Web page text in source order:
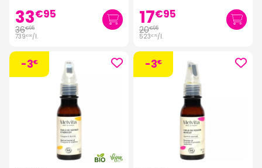
33€95
36€95
739€00/l.
17€95
20€95
523€75/l.
-3€ -3€